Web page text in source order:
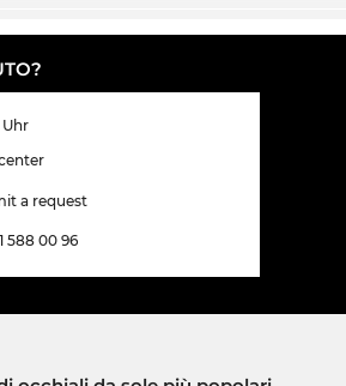
Uhr
a request
588 00 96